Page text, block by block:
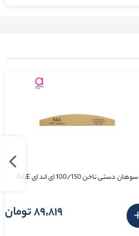
سوهان دستی ناخن 100/150 ای اند ای A&E
89٬819 تومان